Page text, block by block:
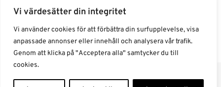
Vi värdesätter din integritet
Vi använder cookies för att förbättra din surfupplevelse, visa
anpassade annonser eller innehåll och analysera vår trafik.
Genom att klicka på "Acceptera alla" samtycker du till
cookies.